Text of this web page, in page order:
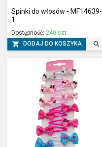
Spinki do włosów - MF14639-
1
Dostępność: 240 szt.
 DODAJ DO KOSZYKA 